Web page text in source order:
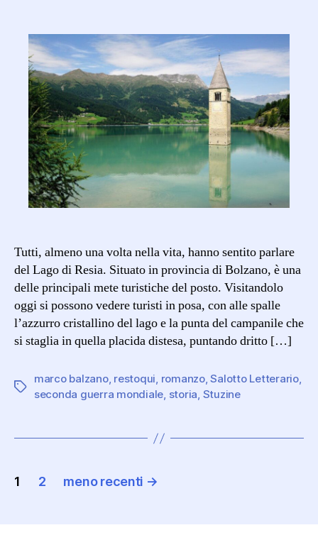
storia
di
un
paese
sommerso
Tutti, almeno una volta nella vita, hanno sentito parlare
del Lago di Resia. Situato in provincia di Bolzano, è una
delle principali mete turistiche del posto. Visitandolo
oggi si possono vedere turisti in posa, con alle spalle
l’azzurro cristallino del lago e la punta del campanile che
si staglia in quella placida distesa, puntando dritto […]
Tag
marco balzano, restoqui, romanzo,Salotto Letterario,
seconda guerra mondiale, storia, Stuzine
Navigazione
1 2 meno recenti →